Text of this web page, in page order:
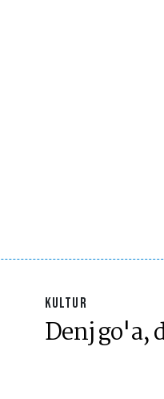
KULTUR
Denj go'a,